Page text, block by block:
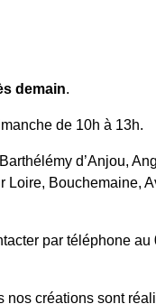
demain.
de 10h à 13h.
d’Anjou,
Loire, Bouchemaine,
par téléphone
créations sont